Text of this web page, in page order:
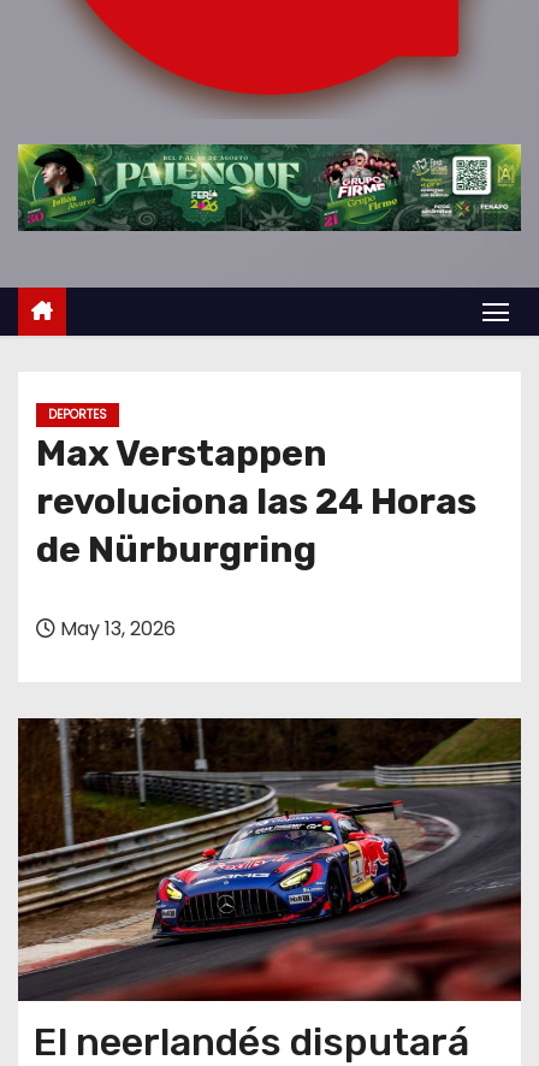
DEPORTES
Max Verstappen
revoluciona las 24 Horas
de Nürburgring
May 13, 2026
El neerlandés disputará